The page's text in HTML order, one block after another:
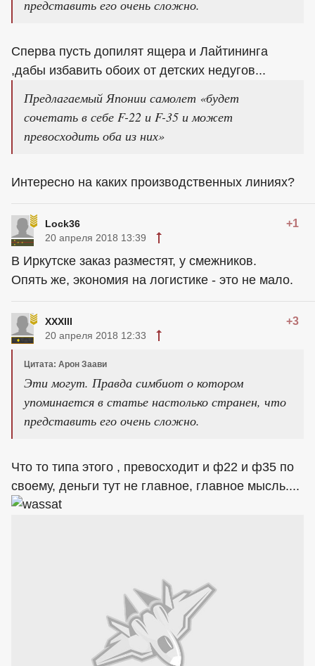
представить его очень сложно.
Сперва пусть допилят ящера и Лайтининга
,дабы избавить обоих от детских недугов...
Предлагаемый Японии самолет «будет
сочетать в себе F-22 и F-35 и может
превосходить оба из них»
Интересно на каких производственных линиях?
Lock36 +1
20 апреля 2018 13:39
В Иркутске заказ разместят, у смежников.
Опять же, экономия на логистике - это не мало.
XXXIII +3
20 апреля 2018 12:33
Цитата: Арон Заави
Эти могут. Правда симбиот о котором
упоминается в статье настолько странен, что
представить его очень сложно.
Что то типа этого , превосходит и ф22 и ф35 по
своему, деньги тут не главное, главное мысль....